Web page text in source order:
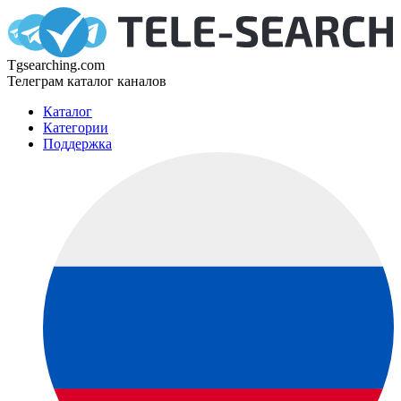
Tgsearching.com
Телеграм каталог каналов
Каталог
Категории
Поддержка